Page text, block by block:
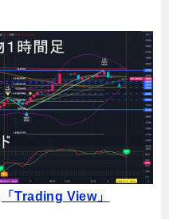
「Trading View」